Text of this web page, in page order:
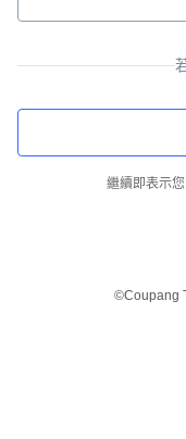
繼續即表示
©Coupang